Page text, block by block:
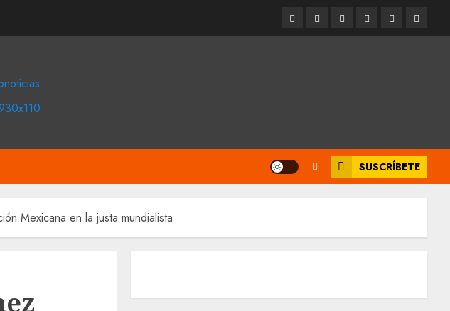
Entrevistas
Espectáculos
Movilidad
Metro
CDMX
Cultura
SUSCRÍBETE
Mexicana en la justa mundialista